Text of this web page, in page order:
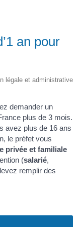
an pour
légale et administrative
demander un
plus de 3 mois.
avez plus de 16 ans
le préfet vous
privée et familiale
(salarié,
remplir des